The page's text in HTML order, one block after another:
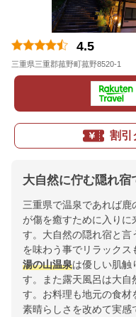
4.5
三重県三重郡菰野町菰野8520-1
割引
大自然に佇む隠れ宿
三重県で温泉であれば
が傷を癒すために入り
す。大自然の隠れ宿と
を味わう事でリラック
湯の山温泉は優しい肌触
す。また露天風呂は大自
す。お料理も地元の食
素晴らしさを改めて実感